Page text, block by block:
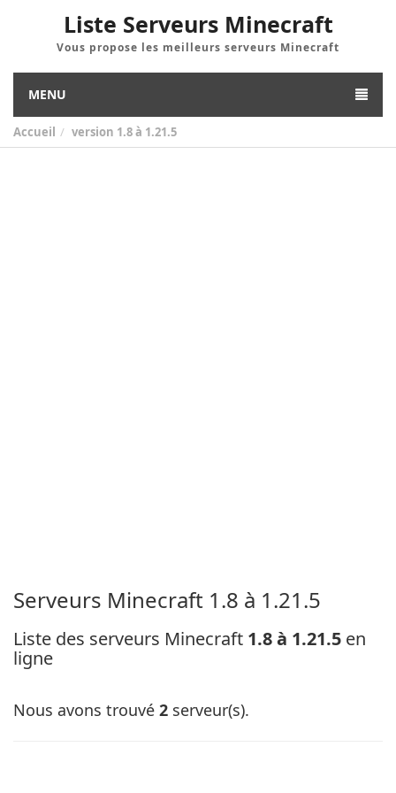
Liste Serveurs Minecraft
Vous propose les meilleurs serveurs Minecraft
MENU
Accueil version 1.8 à 1.21.5
Serveurs Minecraft 1.8 à 1.21.5
Liste des serveurs Minecraft 1.8 à 1.21.5 en
ligne
Nous avons trouvé 2 serveur(s).